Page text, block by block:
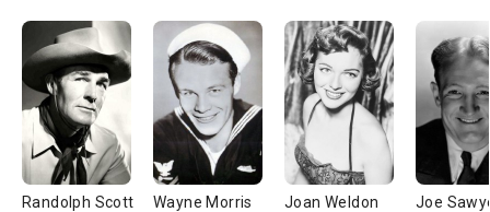
Randolph Scott Wayne Morris Joan Weldon Joe